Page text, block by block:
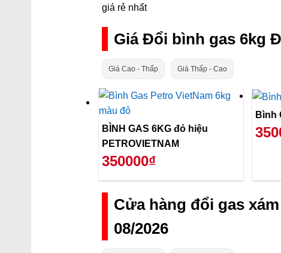
giá rẻ nhất
Giá Đổi bình gas 6kg
Giá Cao - Thấp Giá Thấp - Cao
BÌNH GAS 6KG đỏ hiệu
PETROVIETNAM
350000₫
Cửa hàng đổi gas
08/2026